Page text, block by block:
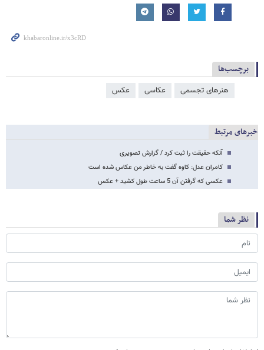
برچسب‌ها
هنرهای تجسمی عکاسی عکس
خبرهای مرتبط
آنکه حقیقت را ثبت کرد / گزارش تصویری
کامران عدل: کاوه گفت به خاطر من عکاس شده است
عکسی که گرفتن آن 5 ساعت طول کشید + عکس
نظر شما